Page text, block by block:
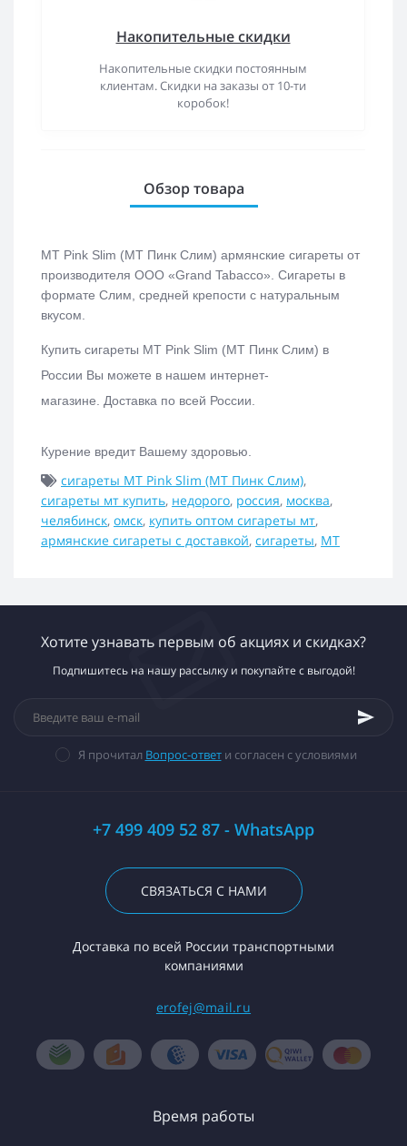
Накопительные скидки
Накопительные скидки постоянным
клиентам. Скидки на заказы от 10-ти
коробок!
Обзор товара
MT Pink Slim (МТ Пинк Слим) армянские сигареты от
производителя ООО «Grand Tabacco». Сигареты в
формате Слим, средней крепости с натуральным
вкусом.
Купить сигареты MT Pink Slim (МТ Пинк Слим) в
России Вы можете в нашем интернет-
магазине. Доставка по всей России.
Курение вредит Вашему здоровью.
сигареты MT Pink Slim (МТ Пинк Слим),
сигареты мт купить, недорого, россия, москва,
челябинск, омск, купить оптом сигареты мт,
армянские сигареты с доставкой, сигареты, MT
Хотите узнавать первым об акциях и скидках?
Подпишитесь на нашу рассылку и покупайте с выгодой!
Я прочитал Вопрос-ответи согласен с условиями
+7 499 409 52 87 - WhatsApp
СВЯЗАТЬСЯ С НАМИ
Доставка по всей России транспортными
компаниями
erofej@mail.ru
Время работы